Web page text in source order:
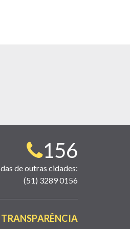
Telefone
para
contato:
156
de outras cidades:
(51) 3289 0156
(LINK